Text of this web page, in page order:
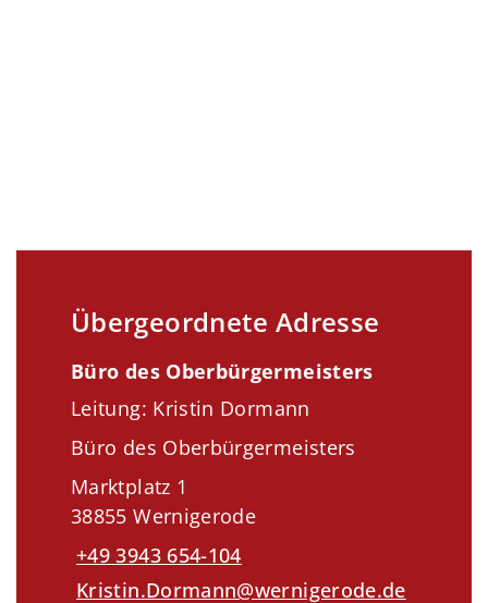
Übergeordnete Adresse
Büro des Oberbürgermeisters
Leitung: Kristin Dormann
Büro des Oberbürgermeisters
Marktplatz 1
38855 Wernigerode
+49 3943 654-104
Kristin.Dormann@wernigerode.de